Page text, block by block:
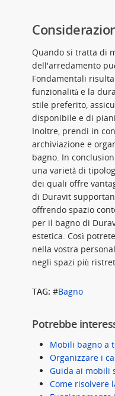
Quando si tratta di
dell'arredamento
Fondamentali
funzionalità e la
stile preferito,
disponibile e di
Inoltre, prendi in
archiviazione e
bagno. In
una varietà di
dei quali offre
di Duravit
offrendo spazio
per il bagno di
estetica. Così
nella vostra
negli spazi più
TAG: #Bagno
Potrebbe
Mobili bagno a
Organizzare i
Guida ai mobili
Come risolvere